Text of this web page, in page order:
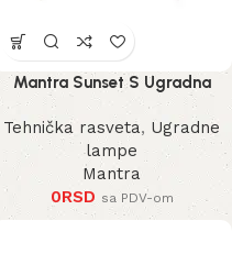
Mantra Sunset S Ugradna
Lampa
Tehnička rasveta, Ugradne
lampe
Mantra
0RSD sa PDV-om